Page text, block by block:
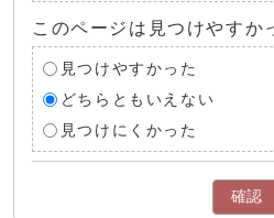
このページは見つけやすか
見つけやすかった
どちらともいえない
見つけにくかった
確認